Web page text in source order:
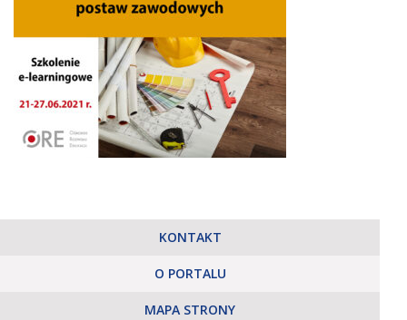
KONTAKT
O PORTALU
MAPA STRONY